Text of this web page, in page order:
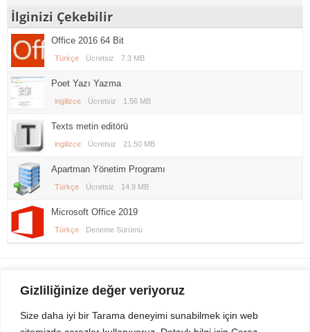
Gizliliğinize değer veriyoruz
Size daha iyi bir Tarama deneyimi sunabilmek için web
İlginizi Çekebilir
Office 2016 64 Bit
Türkçe Ücretsiz 7.3 MB
Poet Yazı Yazma
ingilizce Ücretsiz 1.56 MB
Texts metin editörü
ingilizce Ücretsiz 21.50 MB
Apartman Yönetim Programı
Türkçe Ücretsiz 14.9 MB
Microsoft Office 2019
Türkçe Deneme Sürümü